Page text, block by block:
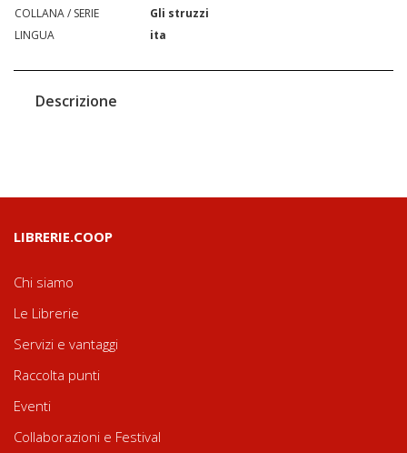
COLLANA / SERIE
Gli struzzi
LINGUA
ita
Descrizione
LIBRERIE.COOP
Chi siamo
Le Librerie
Servizi e vantaggi
Raccolta punti
Eventi
Collaborazioni e Festival